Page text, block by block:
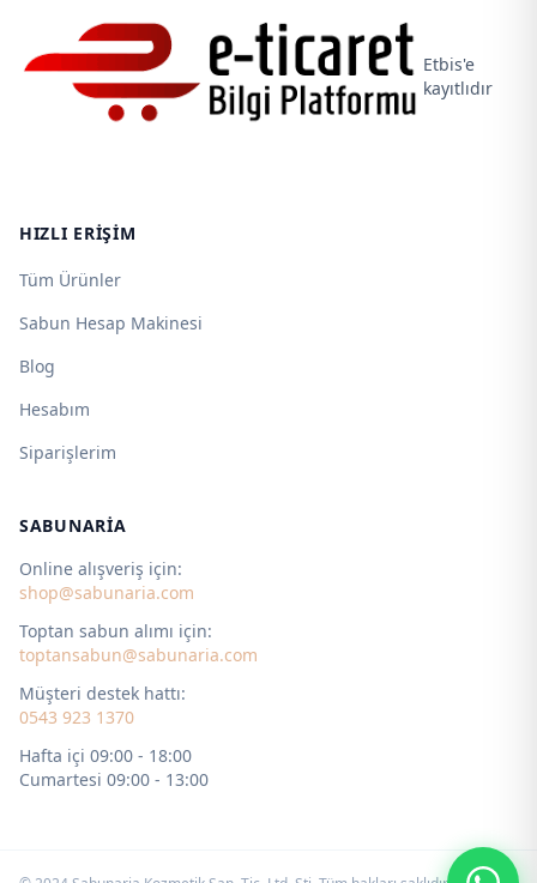
Etbis'e
kayıtlıdır
HIZLI ERIŞIM
Tüm Ürünler
Sabun Hesap Makinesi
Blog
Hesabım
Siparişlerim
SABUNARIA
Online alışveriş için:
shop@sabunaria.com
Toptan sabun alımı için:
toptansabun@sabunaria.com
Müşteri destek hattı:
0543 923 1370
Hafta içi 09:00 - 18:00
Cumartesi 09:00 - 13:00